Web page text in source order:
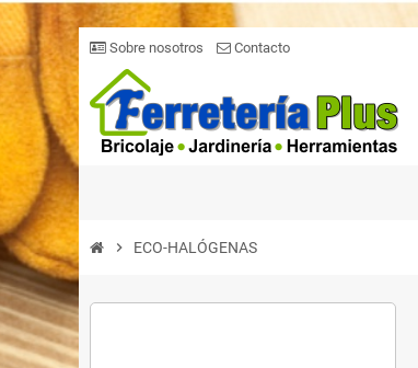
Sobre nosotros Contacto
chevron_right ECO-HALÓGENAS